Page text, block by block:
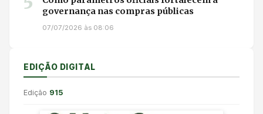
governança nas compras públicas
07/07/2026 às 08:06
EDIÇÃO DIGITAL
Edição 915